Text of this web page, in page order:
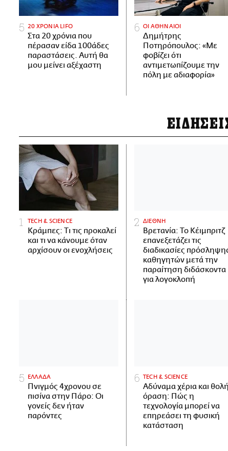
20 ΧΡΟΝΙΑ LIFO
Στα 20 χρόνια που
πέρασαν είδα 100άδες
παραστάσεις. Αυτή θα
μου μείνει αξέχαστη
ΟΙ ΑΘΗΝΑΙΟΙ
Δημήτρης
Ποτηρόπουλος: «Με
φοβίζει ότι
αντιμετωπίζουμε την
πόλη με αδιαφορία»
ΤECH & SCIENCE
Κράμπες: Τι τις προκαλεί
και τι να κάνουμε όταν
αρχίσουν οι ενοχλήσεις
ΔΙΕΘΝΗ
Βρετανία: Το Κέιμπριτζ
επανεξετάζει τις
διαδικασίες
καθηγητών μετά την
παραίτηση διδάσκοντα
για λογοκλοπή
ΕΛΛΑΔΑ
Πνιγμός 4χρονου σε
πισίνα στην Πάρο: Οι
γονείς δεν ήταν
παρόντες
ΤECH & SCIENCE
Αδύναμα χέρια και θολή
όραση: Πώς η
τεχνολογία μπορεί να
επηρεάσει τη φυσική
κατάσταση